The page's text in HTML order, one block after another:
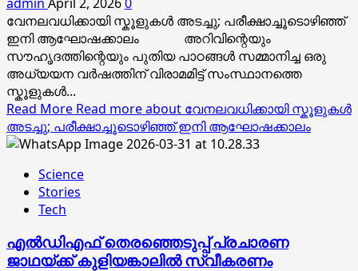
വേനലവധിക്കായി സ്കൂളുകൾ അടച്ചു; പരീക്ഷാച്ചൂടൊഴിഞ്ഞ്
ഇനി ആഘോഷക്കാലം അറിവിന്റെയും
സൗഹൃദത്തിന്റെയും പുതിയ പാഠങ്ങൾ സമ്മാനിച്ച ഒരു
അധ്യയന വർഷത്തിന് വിരാമമിട്ട് സംസ്ഥാനത്തെ
സ്കൂളുകൾ...
Read More Read more about വേനലവധിക്കായി സ്കൂളുകൾ
അടച്ചു; പരീക്ഷാച്ചൂടൊഴിഞ്ഞ് ഇനി ആഘോഷക്കാലം
Science
Stories
Tech
എൽഡിഎഫ് തെരഞ്ഞെടുപ്പ് പ്രചാരണ
ജാഥയ്ക്ക് കുളിയങ്കാലിൽ സ്വീകരണം